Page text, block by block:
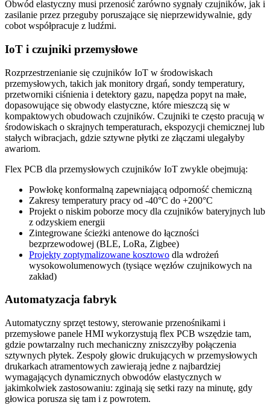
Obwód elastyczny musi przenosić zarówno sygnały czujników, jak i
zasilanie przez przeguby poruszające się nieprzewidywalnie, gdy
cobot współpracuje z ludźmi.
IoT i czujniki przemysłowe
Rozprzestrzenianie się czujników IoT w środowiskach
przemysłowych, takich jak monitory drgań, sondy temperatury,
przetworniki ciśnienia i detektory gazu, napędza popyt na małe,
dopasowujące się obwody elastyczne, które mieszczą się w
kompaktowych obudowach czujników. Czujniki te często pracują w
środowiskach o skrajnych temperaturach, ekspozycji chemicznej lub
stałych wibracjach, gdzie sztywne płytki ze złączami ulegałyby
awariom.
Flex PCB dla przemysłowych czujników IoT zwykle obejmują:
Powłokę konformalną zapewniającą odporność chemiczną
Zakresy temperatury pracy od -40°C do +200°C
Projekt o niskim poborze mocy dla czujników bateryjnych lub
z odzyskiem energii
Zintegrowane ścieżki antenowe do łączności
bezprzewodowej (BLE, LoRa, Zigbee)
Projekty zoptymalizowane kosztowo dla wdrożeń
wysokowolumenowych (tysiące węzłów czujnikowych na
zakład)
Automatyzacja fabryk
Automatyczny sprzęt testowy, sterowanie przenośnikami i
przemysłowe panele HMI wykorzystują flex PCB wszędzie tam,
gdzie powtarzalny ruch mechaniczny zniszczyłby połączenia
sztywnych płytek. Zespoły głowic drukujących w przemysłowych
drukarkach atramentowych zawierają jedne z najbardziej
wymagających dynamicznych obwodów elastycznych w
jakimkolwiek zastosowaniu: zginają się setki razy na minutę, gdy
głowica porusza się tam i z powrotem.